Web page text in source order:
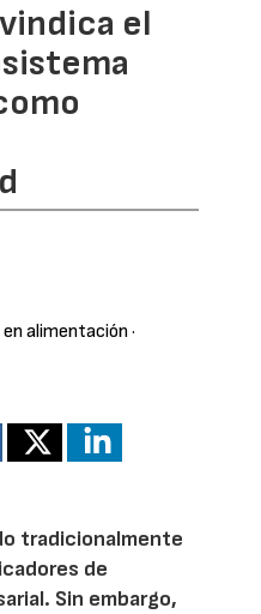
el
alimentación ·
tradicionalmente
de
Sin embargo,